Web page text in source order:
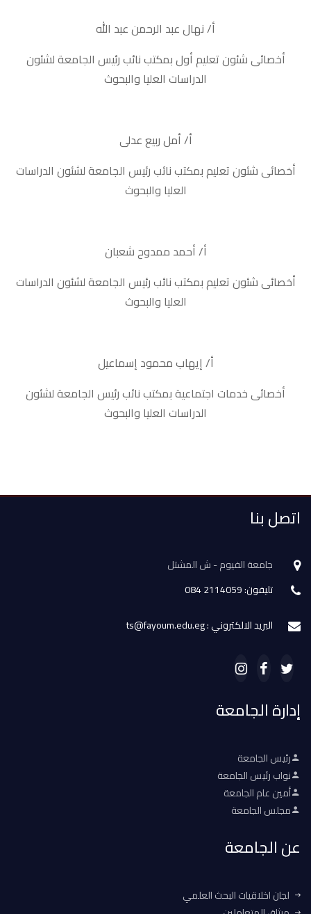
أ/ نهال عبد الرحمن عبد الله
أخصائى شئون تعليم أول بمكتب نائب رئيس الجامعة لشئون
الدراسات العليا والبحوث
أ/ أمل ربيع عدلى
أخصائى شئون تعليم بمكتب نائب رئيس الجامعة لشئون الدراسات
العليا والبحوث
أ/ أحمد ممدوح شعبان
أخصائى شئون تعليم بمكتب نائب رئيس الجامعة لشئون الدراسات
العليا والبحوث
أ/ إيهاب محمود إسماعيل
أخصائى خدمات اجتماعية بمكتب نائب رئيس الجامعة لشئون
الدراسات العليا والبحوث
اتصل بنا
جامعة الفيوم - ش المشتل
تليفون: 2114059 084
البريد الالكتروني : ts@fayoum.edu.eg
إدارة الجامعة
رئيس الجامعة
نواب رئيس الجامعة
أمين عام الجامعة
مجلس الجامعة
عن الجامعة
لجان اخلاقيات البحث العلمي